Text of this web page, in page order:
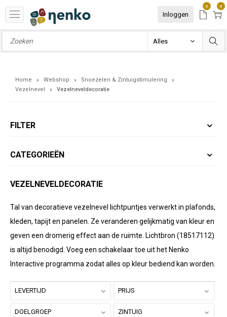
Inloggen
0 0
Home Webshop
Snoezelen & Zintuigstimulering
Vezelnevel
Vezelneveldecoratie
FILTER
CATEGORIEËN
VEZELNEVELDECORATIE
Tal van decoratieve vezelnevel lichtpuntjes verwerkt in plafonds,
kleden, tapijt en panelen. Ze veranderen gelijkmatig van kleur en
geven een dromerig effect aan de ruimte. Lichtbron (18517112)
is altijd benodigd. Voeg een schakelaar toe uit het Nenko
Interactive programma zodat alles op kleur bediend kan worden.
LEVERTIJD PRIJS
DOELGROEP ZINTUIG